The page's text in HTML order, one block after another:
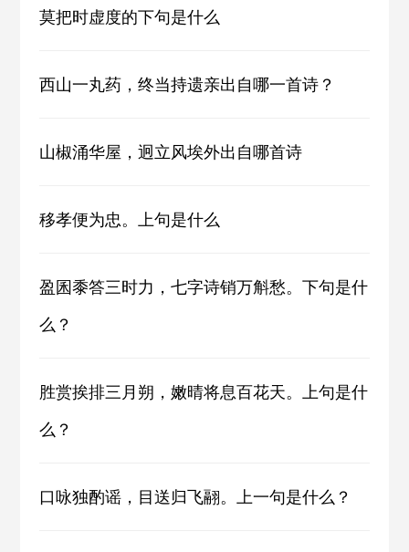
莫把时虚度的下句是什么
西山一丸药，终当持遗亲出自哪一首诗？
山椒涌华屋，迥立风埃外出自哪首诗
移孝便为忠。上句是什么
盈囷黍答三时力，七字诗销万斛愁。下句是什
么？
胜赏挨排三月朔，嫩晴将息百花天。上句是什
么？
口咏独酌谣，目送归飞翮。上一句是什么？